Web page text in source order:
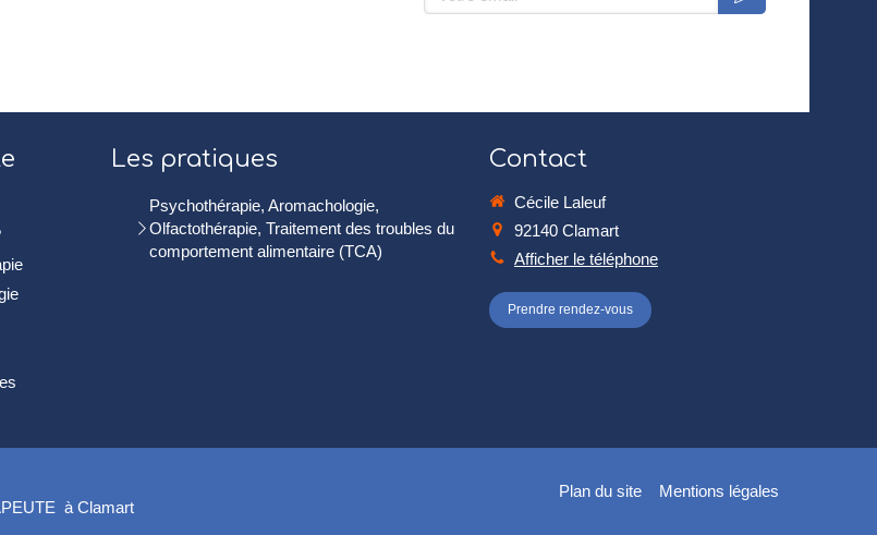
Les pratiques
Psychothérapie, Aromachologie,
Olfactothérapie, Traitement des troubles du
comportement alimentaire (TCA)
Contact
Cécile Laleuf
92140 Clamart
Afficher le téléphone
Prendre rendez-vous
à Clamart
Plan du site Mentions légales